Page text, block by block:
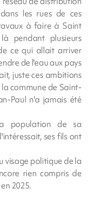
les rues de ces
à faire à Saint
pendant plusieurs
ce qui allait arriver
de l'eau aux pays
juste ces ambitions
la commune de Saint-
Paul n'a jamais été
population de sa
ses fils ont
visage politique de la
rien compris de
2025.